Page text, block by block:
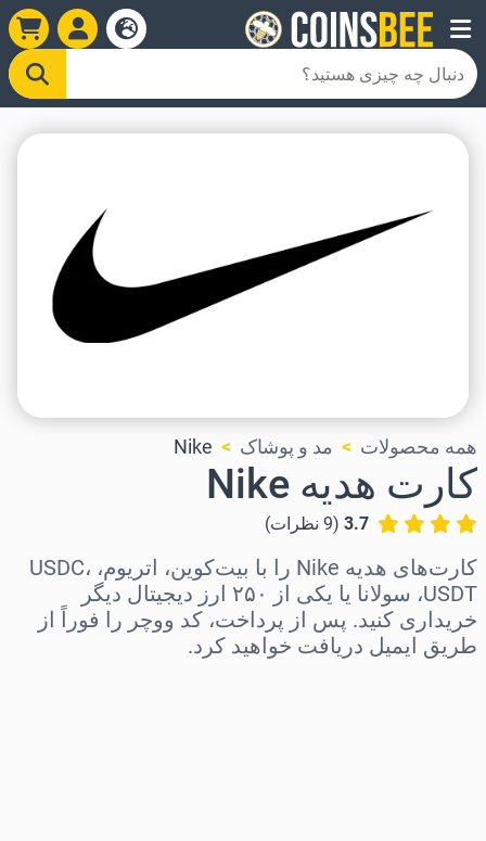
همه محصولات مد و پوشاک Nike
کارت هدیه Nike
3.7
(
9 نظرات)
کارت‌های هدیه Nike را با بیت‌کوین، اتریوم، USDC،
USDT، سولانا یا یکی از ۲۵۰ ارز دیجیتال دیگر
خریداری کنید. پس از پرداخت، کد ووچر را فوراً از
طریق ایمیل دریافت خواهید کرد.